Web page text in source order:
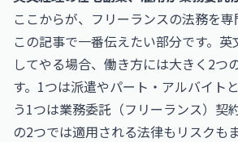
ここからが、フリーランスの法務を専
この記事で一番伝えたい部分です。
してやる場合、働き方には大きく2つ
す。1つは派遣やパート・アルバイト
う1つは業務委託（フリーランス）契
の2つでは適用される法律もリスクも